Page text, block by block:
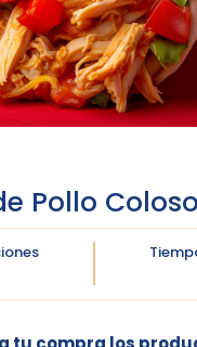
Pollo Coloso